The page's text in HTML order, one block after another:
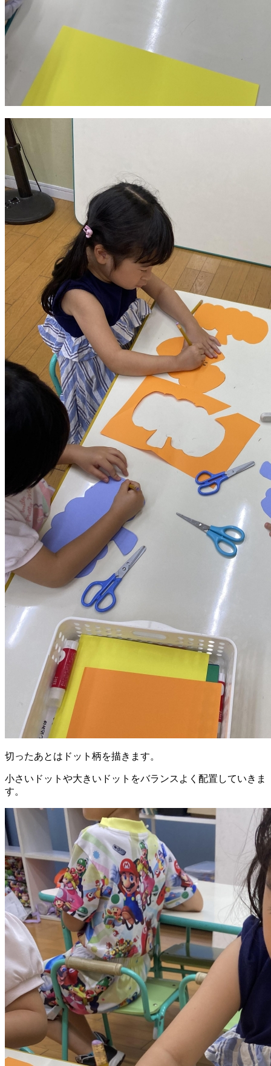
切ったあとはドット柄を描きます。
小さいドットや大きいドットをバランスよく配置していきま
す。